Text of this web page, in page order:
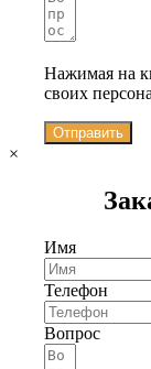
Нажимая на
своих
Отправить
×
Имя
Телефон
Вопрос